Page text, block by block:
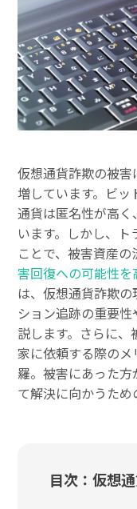
仮想通貨詐欺の被
増しています。ビ
通貨は匿名性が高く
います。しかし、
ことで、被害資産
害回復への可能性を
は、仮想通貨詐欺
ション追跡の重要
説します。さらに
家に依頼する際の
羅。被害にあった
て解決に向かうため
目次：仮想